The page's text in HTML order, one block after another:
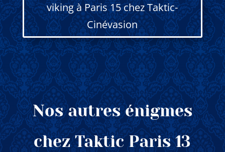
viking à Paris 15 chez Taktic-
Cinévasion
Nos autres énigmes
chez Taktic Paris 13